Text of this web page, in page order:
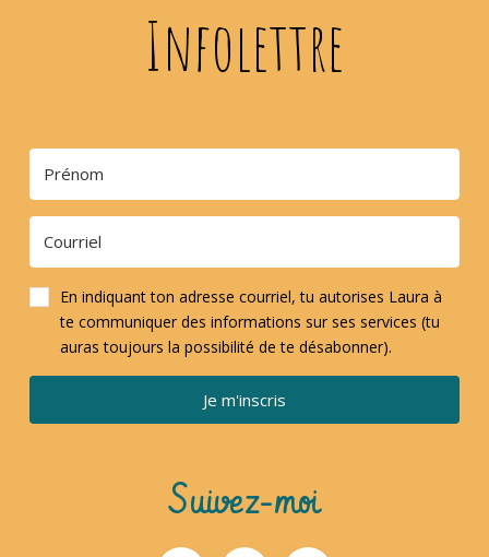
Infolettre
En indiquant ton adresse courriel, tu autorises Laura à
te communiquer des informations sur ses services (tu
auras toujours la possibilité de te désabonner).
Je m'inscris
Suivez-moi